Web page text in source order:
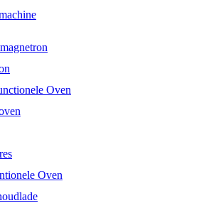
Oven
Oven